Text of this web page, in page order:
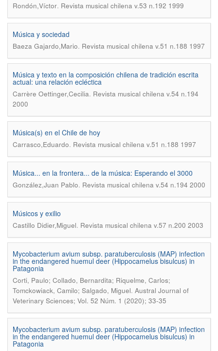
Rondón,Víctor. Revista musical chilena v.53 n.192 1999
Música y sociedad
Baeza Gajardo,Mario. Revista musical chilena v.51 n.188 1997
Música y texto en la composición chilena de tradición escrita
actual: una relación ecléctica
Carrère Oettinger,Cecilia. Revista musical chilena v.54 n.194
2000
Música(s) en el Chile de hoy
Carrasco,Eduardo. Revista musical chilena v.51 n.188 1997
Música... en la frontera... de la música: Esperando el 3000
González,Juan Pablo. Revista musical chilena v.54 n.194 2000
Músicos y exilio
Castillo Didier,Miguel. Revista musical chilena v.57 n.200 2003
Mycobacterium avium subsp. paratuberculosis (MAP) infection
in the endangered huemul deer (Hippocamelus bisulcus) in
Patagonia
Corti, Paulo; Collado, Bernardita; Riquelme, Carlos;
Tomckowiack, Camilo; Salgado, Miguel. Austral Journal of
Veterinary Sciences; Vol. 52 Núm. 1 (2020); 33-35
Mycobacterium avium subsp. paratuberculosis (MAP) infection
in the endangered huemul deer (Hippocamelus bisulcus) in
Patagonia